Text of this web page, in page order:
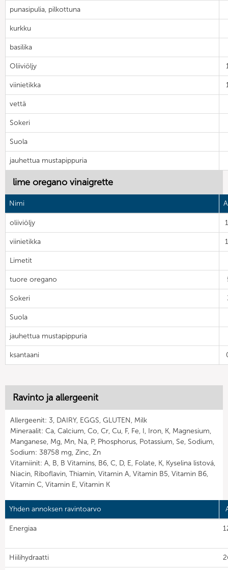
punasipulia, pilkottuna
kurkku
basilika
Oliiviöljy
viinietikka
vettä
Sokeri
Suola
jauhettua mustapippuria
lime oregano vinaigrette
Nimi
oliiviöljy
viinietikka
Limetit
tuore oregano
Sokeri
Suola
jauhettua mustapippuria
ksantaani
Ravinto ja allergeenit
Allergeenit: 3, DAIRY, EGGS, GLUTEN, Milk
Mineraalit: Ca, Calcium, Co, Cr, Cu, F, Fe, I, Iron, K, Magnesium,
Manganese, Mg, Mn, Na, P, Phosphorus, Potassium, Se, Sodium,
Sodium: 38758 mg, Zinc, Zn
Vitamiinit: A, B, B Vitamins, B6, C, D, E, Folate, K, Kyselina listová,
Niacin, Riboflavin, Thiamin, Vitamin A, Vitamin B5, Vitamin B6,
Vitamin C, Vitamin E, Vitamin K
Yhden annoksen ravintoarvo
Energiaa
Hiilihydraatti